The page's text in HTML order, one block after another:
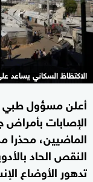
الاكتظاظ السكاني يساعد
أعلن مسؤول طبي
الإصابات بأمراض
الماضيين،
النقص الحاد
تدهور الأوضاع